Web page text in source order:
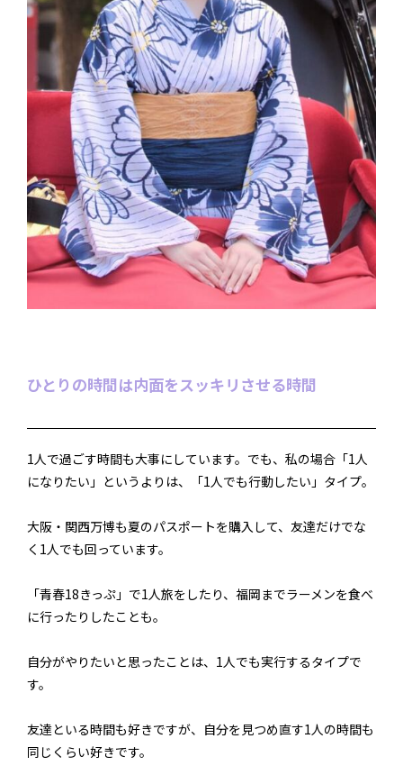
ひとりの時間は内面をスッキリさせる時間
1人で過ごす時間も大事にしています。でも、私の場合「1人
になりたい」というよりは、「1人でも行動したい」タイプ。
大阪・関西万博も夏のパスポートを購入して、友達だけでな
く1人でも回っています。
「青春18きっぷ」で1人旅をしたり、福岡までラーメンを食べ
に行ったりしたことも。
自分がやりたいと思ったことは、1人でも実行するタイプで
す。
友達といる時間も好きですが、自分を見つめ直す1人の時間も
同じくらい好きです。